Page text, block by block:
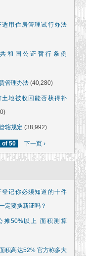
适用住房管理试行办法
和国公证暂行条例
管理办法 (40,280)
土地被收回能否获得补
辖规定 (38,992)
of 50 下一页 ›
登记你必须知道的十件
定要换新证吗？
摊50%以上 面积测算
积高达52% 官方称多大